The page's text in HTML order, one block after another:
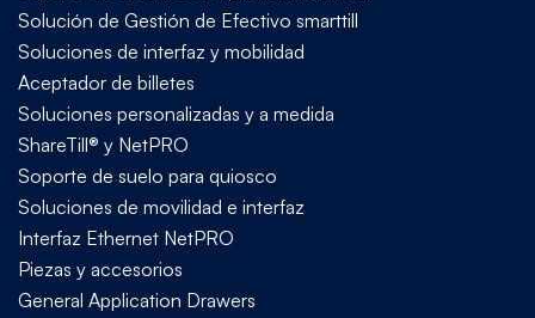
Solución de Gestión de Efectivo smarttill
Soluciones de interfaz y mobilidad
Aceptador de billetes
Soluciones personalizadas y a medida
ShareTill® y NetPRO
Soporte de suelo para quiosco
Soluciones de movilidad e interfaz
Interfaz Ethernet NetPRO
Piezas y accesorios
General Application Drawers